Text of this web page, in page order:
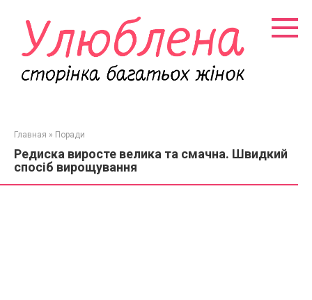
контенту
Главная » Поради
Редиска виросте велика та смачна. Швидкий
спосіб вирощування